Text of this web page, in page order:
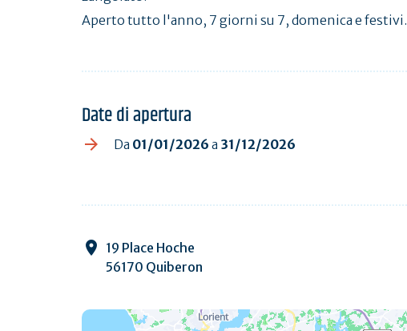
Aperto tutto l'anno, 7 giorni su 7, domenica e festivi.
Date di apertura
Da 01/01/2026 a 31/12/2026
19 Place Hoche
56170 Quiberon